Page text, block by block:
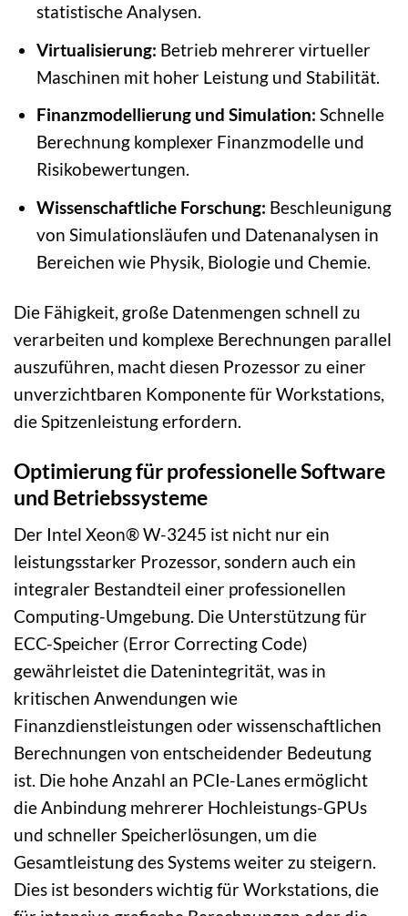
statistische Analysen.
Virtualisierung: Betrieb mehrerer virtueller
Maschinen mit hoher Leistung und Stabilität.
Finanzmodellierung und Simulation: Schnelle
Berechnung komplexer Finanzmodelle und
Risikobewertungen.
Wissenschaftliche Forschung: Beschleunigung
von Simulationsläufen und Datenanalysen in
Bereichen wie Physik, Biologie und Chemie.
Die Fähigkeit, große Datenmengen schnell zu
verarbeiten und komplexe Berechnungen parallel
auszuführen, macht diesen Prozessor zu einer
unverzichtbaren Komponente für Workstations,
die Spitzenleistung erfordern.
Optimierung für professionelle Software
und Betriebssysteme
Der Intel Xeon® W-3245 ist nicht nur ein
leistungsstarker Prozessor, sondern auch ein
integraler Bestandteil einer professionellen
Computing-Umgebung. Die Unterstützung für
ECC-Speicher (Error Correcting Code)
gewährleistet die Datenintegrität, was in
kritischen Anwendungen wie
Finanzdienstleistungen oder wissenschaftlichen
Berechnungen von entscheidender Bedeutung
ist. Die hohe Anzahl an PCIe-Lanes ermöglicht
die Anbindung mehrerer Hochleistungs-GPUs
und schneller Speicherlösungen, um die
Gesamtleistung des Systems weiter zu steigern.
Dies ist besonders wichtig für Workstations, die